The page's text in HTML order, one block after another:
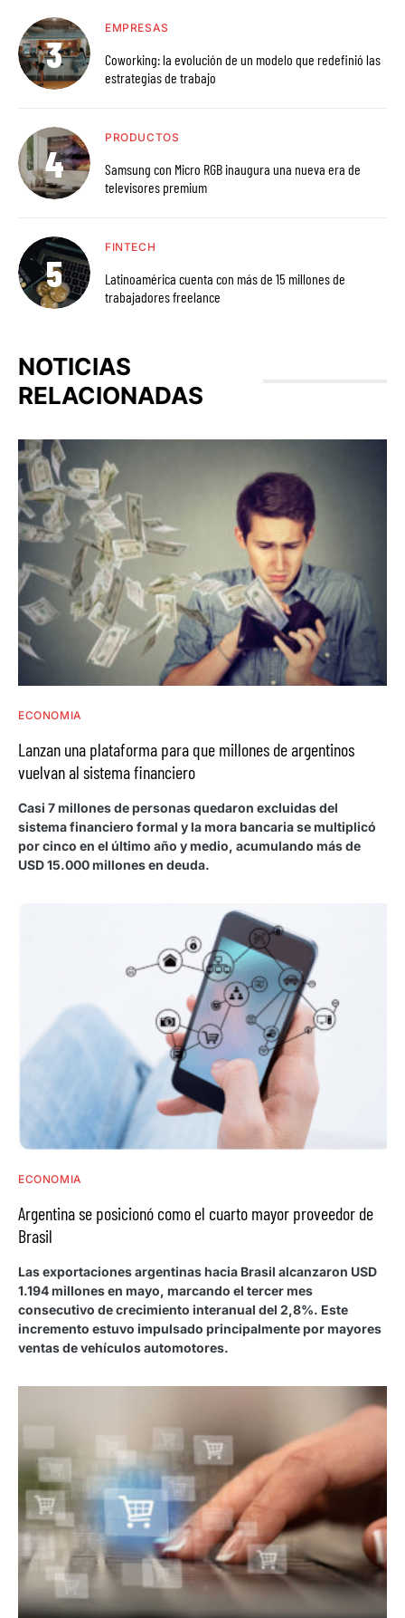
EMPRESAS
Coworking: la evolución de un modelo que redefinió las
estrategias de trabajo
PRODUCTOS
Samsung con Micro RGB inaugura una nueva era de
televisores premium
FINTECH
Latinoamérica cuenta con más de 15 millones de
trabajadores freelance
NOTICIAS
RELACIONADAS
ECONOMIA
Lanzan una plataforma para que millones de argentinos
vuelvan al sistema financiero
Casi 7 millones de personas quedaron excluidas del
sistema financiero formal y la mora bancaria se multiplicó
por cinco en el último año y medio, acumulando más de
USD 15.000 millones en deuda.
ECONOMIA
Argentina se posicionó como el cuarto mayor proveedor de
Brasil
Las exportaciones argentinas hacia Brasil alcanzaron USD
1.194 millones en mayo, marcando el tercer mes
consecutivo de crecimiento interanual del 2,8%. Este
incremento estuvo impulsado principalmente por mayores
ventas de vehículos automotores.